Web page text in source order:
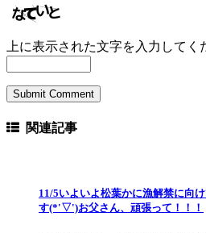
上に表示された文字を入力してく
関連記事
11/5いよいよ松葉かに漁解禁に向
す(*'▽')お父さん、頑張って！！！